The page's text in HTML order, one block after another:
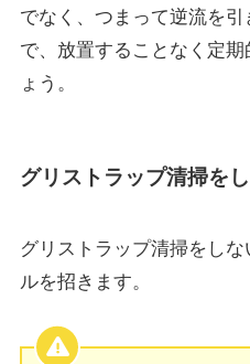
でなく、つまって逆流を
で、放置することなく定
ょう。
グリストラップ清掃を
グリストラップ清掃をし
ルを招きます。